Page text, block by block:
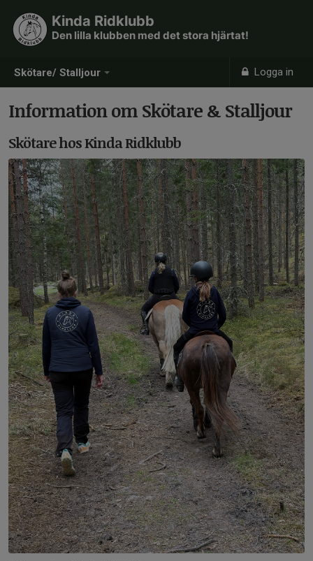
Skötare/ Stalljour Logga in
Kinda Ridklubb
Den lilla klubben med det stora hjärtat!
Information om Skötare & Stalljour
Skötare hos Kinda Ridklubb